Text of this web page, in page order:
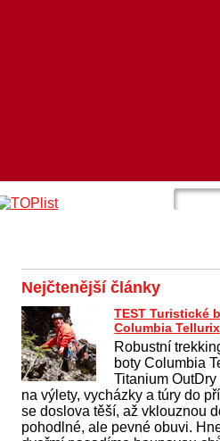
Nejčtenější články
TEST Turistické
Columbia Tellurix
Robustní
boty Columbia
Titanium
na výlety, vycházky a túry do
se doslova těší, až vklouznou
pohodlné, ale pevné obuvi.